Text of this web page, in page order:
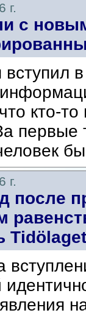
г.
с
кто-
первые
г.
после